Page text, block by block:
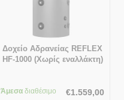
Δοχείο Αδρανείας REFLEX
HF-1000 (Χωρίς εναλλάκτη)
Άμεσα διαθέσιμο €1.559,00